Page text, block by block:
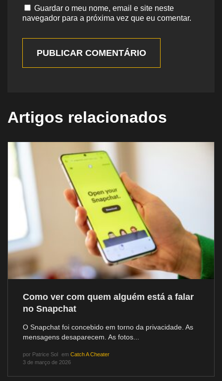
Guardar o meu nome, email e site neste
navegador para a próxima vez que eu comentar.
PUBLICAR COMENTÁRIO
Artigos relacionados
Como ver com quem alguém está a falar
no Snapchat
O Snapchat foi concebido em torno da privacidade. As
mensagens desaparecem. As fotos...
por Patrice Sol em Catch A Cheater
3 de março de 2026